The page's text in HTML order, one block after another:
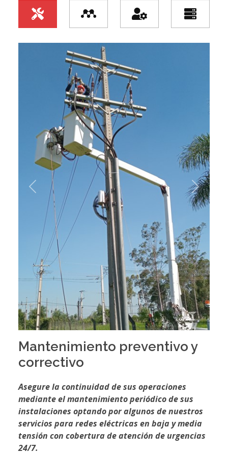
Mantenimiento preventivo y
correctivo
Asegure la continuidad de sus operaciones
mediante el mantenimiento periódico de sus
instalaciones optando por algunos de nuestros
servicios para redes eléctricas en baja y media
tensión con cobertura de atención de urgencias
24/7.
Previous Next